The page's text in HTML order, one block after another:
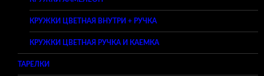
КРУЖКИ ЦВЕТНАЯ ВНУТРИ + РУЧКА
КРУЖКИ ЦВЕТНАЯ РУЧКА И КАЕМКА
ТАРЕЛКИ